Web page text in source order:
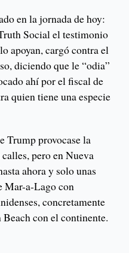
en la jornada de hoy:
Social el testimonio
apoyan, cargó contra el
diciendo que le “odia”
ahí por el fiscal de
quien tiene una especie
Trump provocase la
pero en Nueva
ahora y solo unas
Mar-a-Lago con
concretamente
con el continente.